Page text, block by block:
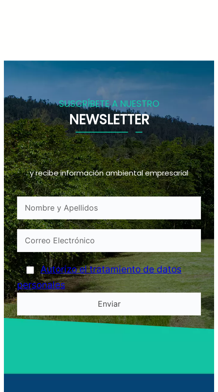
SUSCRÍBETE A NUESTRO
NEWSLETTER
y recibe información ambiental empresarial
Autorizo el tratamiento de datos
personales